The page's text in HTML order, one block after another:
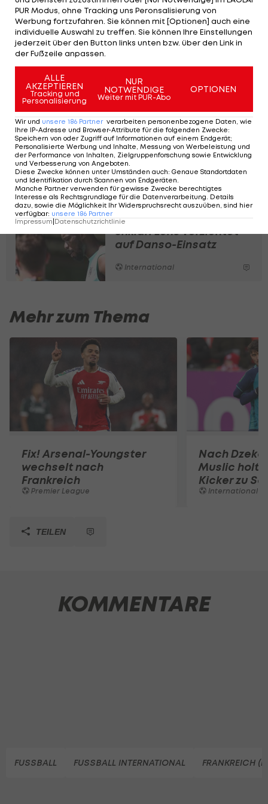
Die 15 größten Transfergewinner des
letzten Jahrzehnts
STARTEN
Gesundheitszustand
unklar: Lens verzichtet
auf Danso-Einsatz
International
Mehr zum Thema
Fix! Arsenal-Youngster
wechselt nach
Frankreich
Premier League
Nach
Muslic holt
Kicker zu
International
TEILEN
KOMMENTARE
FUSSBALL FUSSBALL INTERNATIONAL FRANKREICH
PUR Modus, ohne Tracking uns Peronsalisierung von
Werbung fortzufahren. Sie können mit [Optionen] auch eine
individuelle Auswahl zu treffen. Sie können Ihre Einstellungen
jederzeit über den Button links unten bzw. über den Link in
der Fußzeile anpassen.
ALLE
AKZEPTIEREN
Tracking und
Personalisierung
NUR
NOTWENDIGE
Weiter mit PUR-Abo
OPTIONEN
Wir und unsere 186 Partner verarbeiten personenbezogene Daten, wie
Ihre IP-Adresse und Browser-Attribute für die folgenden Zwecke:
Speichern von oder Zugriff auf Informationen auf einem Endgerät;
Personalisierte Werbung und Inhalte, Messung von Werbeleistung und
der Performance von Inhalten, Zielgruppenforschung sowie Entwicklung
und Verbesserung von Angeboten.
Diese Zwecke können unter Umständen auch: Genaue Standortdaten
und Identifikation durch Scannen von Endgeräten.
Manche Partner verwenden für gewisse Zwecke berechtigtes
Interesse als Rechtsgrundlage für die Datenverarbeitung. Details
dazu, sowie die Möglichkeit Ihr Widerspruchsrecht auszuüben, sind hier
verfügbar: unsere 186 Partner
Impressum Datenschutzrichtlinie